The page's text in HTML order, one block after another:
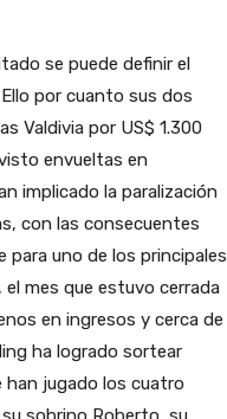
se puede definir el
por cuanto sus dos
Valdivia por US$ 1.300
envueltas en
implicado la paralización
con las consecuentes
uno de los principales
mes que estuvo cerrada
en ingresos y cerca de
ha logrado sortear
han jugado los cuatro